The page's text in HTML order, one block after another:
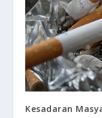
Kesadaran